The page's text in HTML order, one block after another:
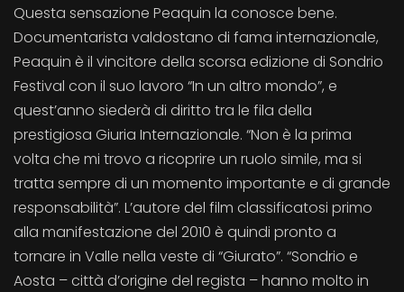
Questa sensazione Peaquin la conosce bene.
Documentarista valdostano di fama internazionale,
Peaquin è il vincitore della scorsa edizione di Sondrio
Festival con il suo lavoro “In un altro mondo”, e
quest’anno siederà di diritto tra le fila della
prestigiosa Giuria Internazionale. “Non è la prima
volta che mi trovo a ricoprire un ruolo simile, ma si
tratta sempre di un momento importante e di grande
responsabilità”. L’autore del film classificatosi primo
alla manifestazione del 2010 è quindi pronto a
tornare in Valle nella veste di “Giurato”. “Sondrio e
Aosta – città d’origine del regista – hanno molto in